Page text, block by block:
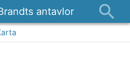
antavlor